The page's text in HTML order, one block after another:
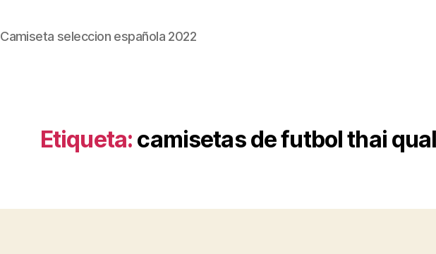
Camiseta seleccion española 2022
Etiqueta: camisetas de futbol thai